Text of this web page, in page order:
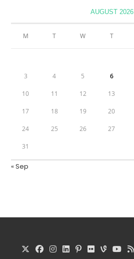
AUGUST 2026
M T W T
3 4 5 6
10 11 12 13
17 18 19 20
24 25 26 27
31
« Sep